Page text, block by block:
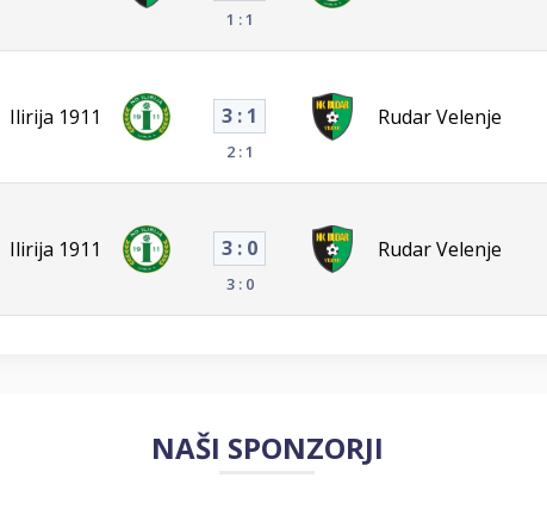
1 : 1
Ilirija 1911 3 : 1
2 : 1
Rudar Velenje
Ilirija 1911 3 : 0
3 : 0
Rudar Velenje
NAŠI SPONZORJI